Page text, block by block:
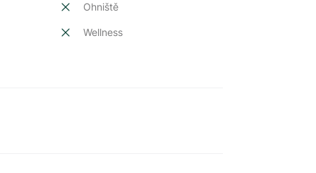
Ohniště
Wellness